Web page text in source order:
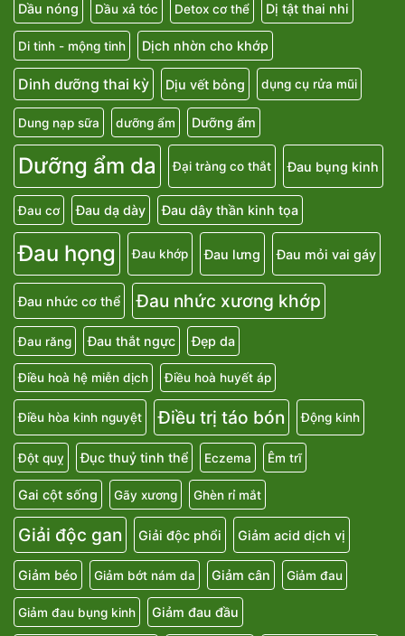
Dầu nóng Dầu xả tóc Detox cơ thể Dị tật thai nhi
Di tinh - mộng tinh Dịch nhờn cho khớp
Dinh dưỡng thai kỳ Dịu vết bỏng dụng cụ rửa mũi
Dung nạp sữa dưỡng ẩm Dưỡng ẩm
Dưỡng ẩm da Đại tràng co thắt Đau bụng kinh
Đau cơ Đau dạ dày Đau dây thần kinh tọa
Đau họng Đau khớp Đau lưng Đau mỏi vai gáy
Đau nhức cơ thể Đau nhức xương khớp
Đau răng Đau thắt ngực Đẹp da
Điều hoà hệ miễn dịch Điều hoà huyết áp
Điều hòa kinh nguyệt Điều trị táo bón Động kinh
Đột quỵ Đục thuỷ tinh thể Eczema Êm trĩ
Gai cột sống Gãy xương Ghèn rỉ mắt
Giải độc gan Giải độc phổi Giảm acid dịch vị
Giảm béo Giảm bớt nám da Giảm cân Giảm đau
Giảm đau bụng kinh Giảm đau đầu